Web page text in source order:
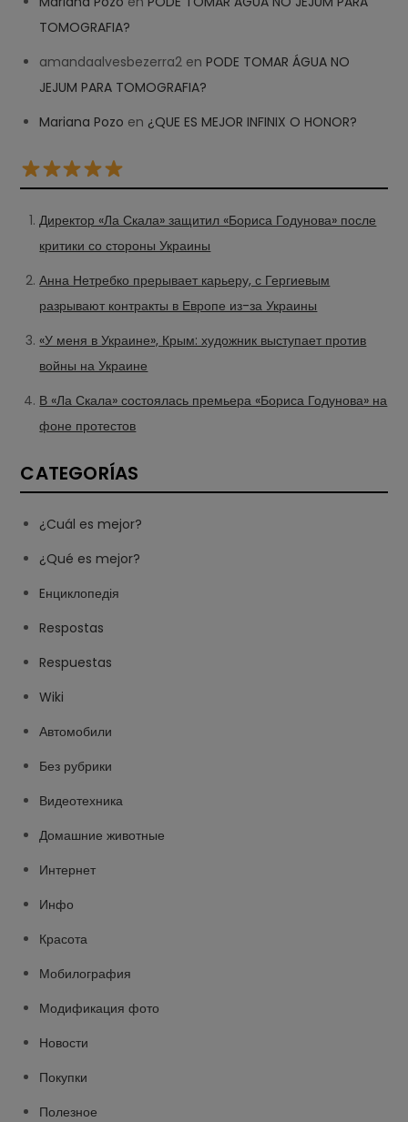
TOMOGRAFIA?
amandaalvesbezerra2 enPODE TOMAR ÁGUA NO
JEJUM PARA TOMOGRAFIA?
Mariana Pozo en ¿QUE ES MEJOR INFINIX O HONOR?
Директор «Ла Скала» защитил «Бориса Годунова» после
критики со стороны Украины
Анна Нетребко прерывает карьеру, с Гергиевым
разрывают контракты в Европе из-за Украины
«У меня в Украине», Крым: художник выступает против
войны на Украине
В «Ла Скала» состоялась премьера «Бориса Годунова» на
фоне протестов
CATEGORÍAS
¿Cuál es mejor?
¿Qué es mejor?
Eнциклопедія
Respostas
Respuestas
Wiki
Автомобили
Без рубрики
Видеотехника
Домашние животные
Интернет
Инфо
Красота
Мобилография
Модификация фото
Новости
Покупки
Полезное